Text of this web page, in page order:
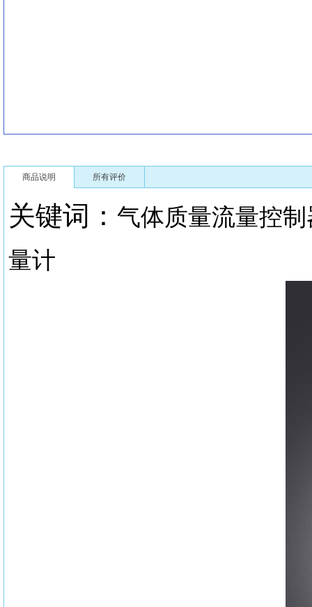
商品说明 所有评价
关键词： 气体质量流量控制
量计